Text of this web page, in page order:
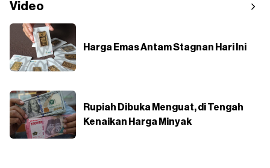
Video
Harga Emas Antam Stagnan Hari Ini
Rupiah Dibuka Menguat, di Tengah
Kenaikan Harga Minyak